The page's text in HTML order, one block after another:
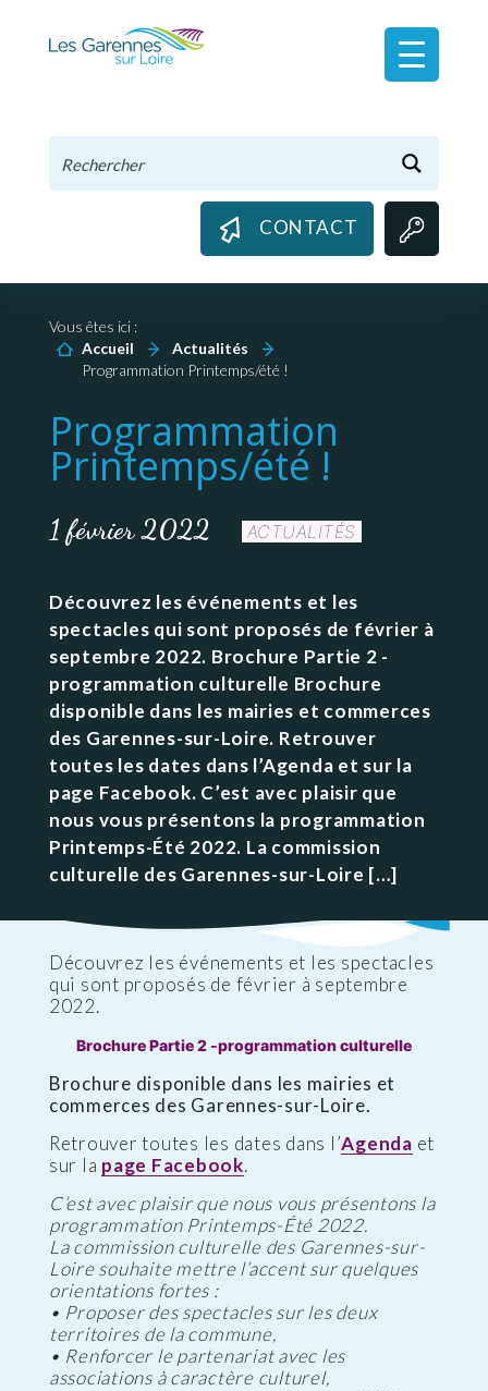
CONTACT
Vous êtes ici :
Accueil
Actualités
Programmation Printemps/été !
Programmation
Printemps/été !
1 février 2022 ACTUALITÉS
Découvrez les événements et les
spectacles qui sont proposés de février à
septembre 2022. Brochure Partie 2 -
programmation culturelle Brochure
disponible dans les mairies et commerces
des Garennes-sur-Loire. Retrouver
toutes les dates dans l’Agenda et sur la
page Facebook. C’est avec plaisir que
nous vous présentons la programmation
Printemps-Été 2022. La commission
culturelle des Garennes-sur-Loire […]
Découvrez les événements et les spectacles
qui sont proposés de février à septembre
2022.
Brochure Partie 2 -programmation culturelle
Brochure disponible dans les mairies et
commerces des Garennes-sur-Loire.
Retrouver toutes les dates dans l’Agenda et
sur la page Facebook.
C’est avec plaisir que nous vous présentons la
programmation Printemps-Été 2022.
La commission culturelle des Garennes-sur-
Loire souhaite mettre l’accent sur quelques
orientations fortes :
• Proposer des spectacles sur les deux
territoires de la commune,
• Renforcer le partenariat avec les
associations à caractère culturel,